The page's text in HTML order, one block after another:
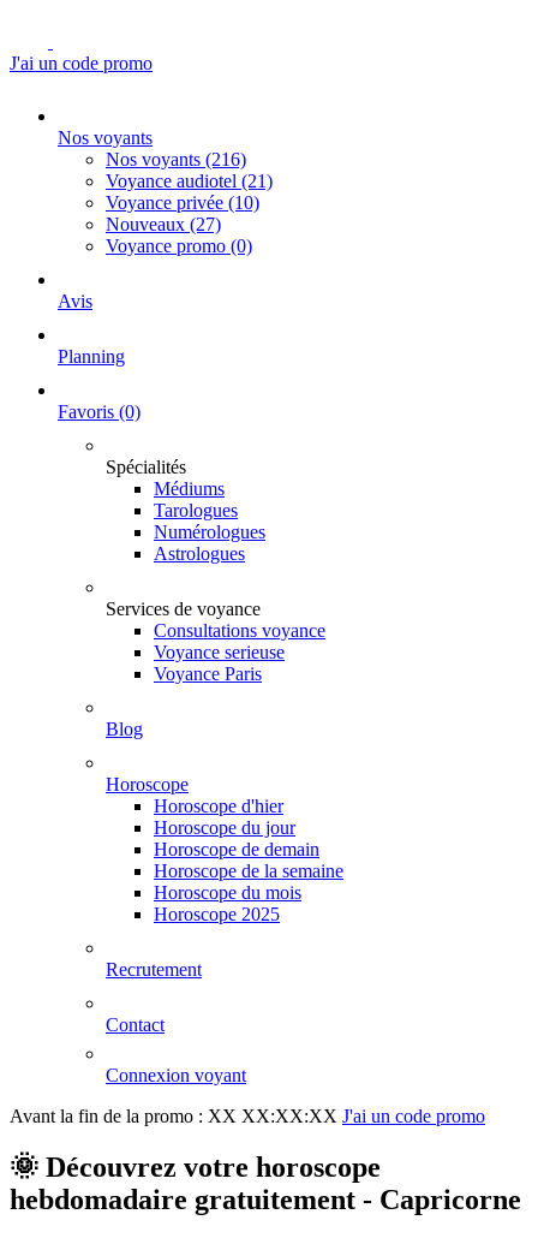
J'ai un code promo
Nos voyants
Nos voyants (216)
Voyance audiotel (21)
Voyance privée (10)
Nouveaux (27)
Voyance promo (0)
Avis
Planning
Favoris (0)
Spécialités
Médiums
Tarologues
Numérologues
Astrologues
Services de voyance
Consultations voyance
Voyance serieuse
Voyance Paris
Blog
Horoscope
Horoscope d'hier
Horoscope du jour
Horoscope de demain
Horoscope de la semaine
Horoscope du mois
Horoscope 2025
Recrutement
Contact
Connexion voyant
Avant la fin de la promo : XX XX:XX:XX J'ai un code promo
🌞 Découvrez votre horoscope
hebdomadaire gratuitement - Capricorne